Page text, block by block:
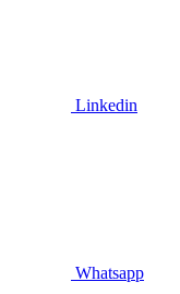
Linkedin
Whatsapp